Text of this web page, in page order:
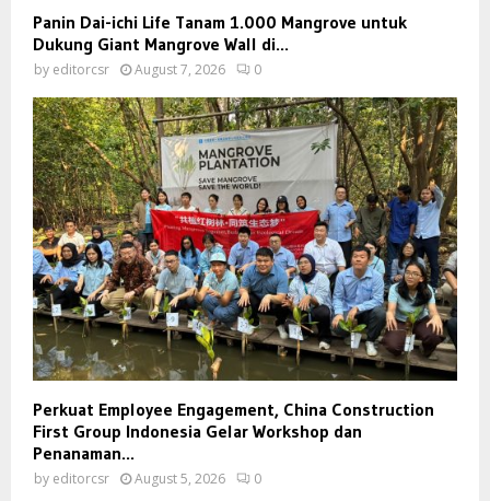
Panin Dai-ichi Life Tanam 1.000 Mangrove untuk
Dukung Giant Mangrove Wall di...
by editorcsr August 7, 2026 0
Perkuat Employee Engagement, China Construction
First Group Indonesia Gelar Workshop dan
Penanaman...
by editorcsr August 5, 2026 0